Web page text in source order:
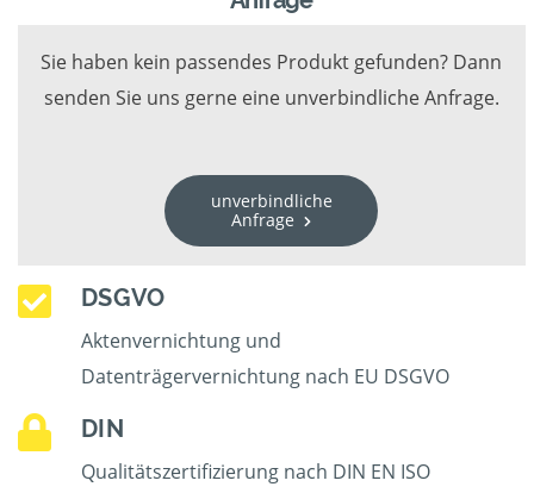
Sie haben kein passendes Produkt gefunden? Dann
senden Sie uns gerne eine unverbindliche Anfrage.
unverbindliche
Anfrage
DSGVO
Aktenvernichtung und
Datenträgervernichtung nach EU DSGVO
DIN
Qualitätszertifizierung nach DIN EN ISO